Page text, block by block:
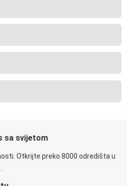
sa svijetom
Otkrijte preko 8000 odredišta u